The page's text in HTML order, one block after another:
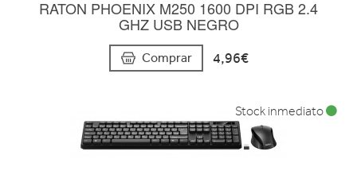
RATON PHOENIX M250 1600 DPI RGB 2.4
GHZ USB NEGRO
Comprar 4,96€
Stock inmediato